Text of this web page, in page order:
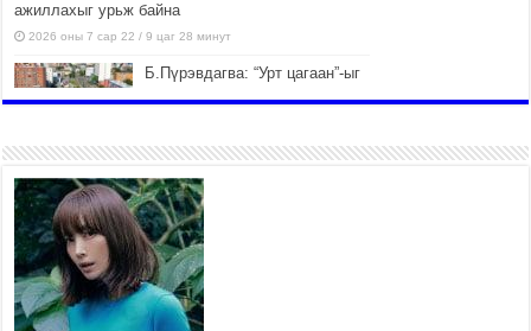
ажиллахыг урьж байна
2026 оны 7 сар 22 / 9 цаг 28 минут
Б.Пүрэвдагва: “Урт цагаан”-ыг
2026 оны 7 сар 21 / 16 цаг 47 минут
Тусгай замын автобус /BRT/
төслийн удирдах хорооны
ээлжит хуралдаан боллоо
2026 оны 7 сар 21 / 16 цаг 43 минут
Ерөнхий сайд Н.Учрал БНХАУ-аас Монгол Улсад
суугаа Элчин сайд Шэнь Миньжюанийг хүлээн